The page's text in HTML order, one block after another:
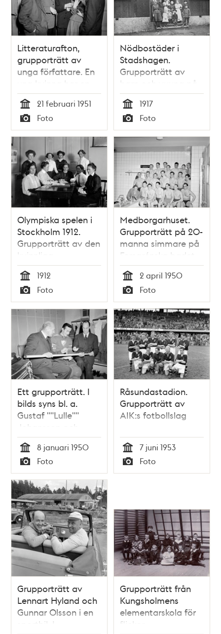
Litteraturafton,
grupporträtt av
unga författare. En
ung kvinna har en
tax i famnen
Tid
21 februari 1951
Typ
Foto
Nödbostäder i
Stadshagen.
Grupporträtt av
barn och vuxna på
trappan framför
ytterdörr
Tid
1917
Typ
Foto
Olympiska spelen i
Stockholm 1912.
Grupporträtt av den
kvinnliga
olympiastyrelsen vid
ett bord.
Tid
1912
Typ
Foto
Medborgarhuset.
Grupporträtt på 20-
manna simmare på
Forsgrénska badet
Tid
2 april 1950
Typ
Foto
Ett grupporträtt. I
bilds syns bl. a.
Gustaf ""Lulle""
Johansson och
Birger ""Bigge""
Holmqvist
Tid
8 januari 1950
Typ
Foto
Råsundastadion.
Grupporträtt av
AIK:s fotbollslag
Tid
7 juni 1953
Typ
Foto
Grupporträtt av
Lennart Hyland och
Gunnar Olsson i en
sportbil. I
Grupporträtt från
Kungsholmens
elementarskola för
flickor